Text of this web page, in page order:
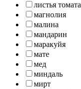
листья томата
магнолия
малина
мандарин
маракуйя
мате
мед
миндаль
мирт